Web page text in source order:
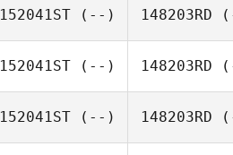
152041ST(--) 148203RD
152041ST(--) 148203RD
152041ST(--) 148203RD